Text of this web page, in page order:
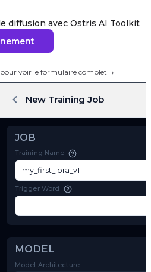
diffusion avec Ostris AI Toolkit
voir le formulaire complet→
JOB